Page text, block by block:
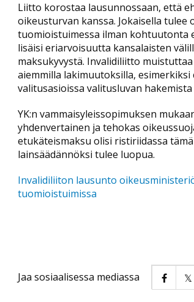
Liitto korostaa lausunnossaan, että
oikeusturvan kanssa. Jokaisella tulee
tuomioistuimessa ilman kohtuutonta
lisäisi eriarvoisuutta kansalaisten
maksukyvystä. Invalidiliitto
aiemmilla lakimuutoksilla,
valitusasioissa valitusluvan
YK:n vammaisyleissopimuksen
yhdenvertainen ja tehokas
etukäteismaksu olisi ristiriidassa
lainsäädännöksi tulee luopua.
Invalidiliiton lausunto
tuomioistuimissa
Jaa sosiaalisessa mediassa